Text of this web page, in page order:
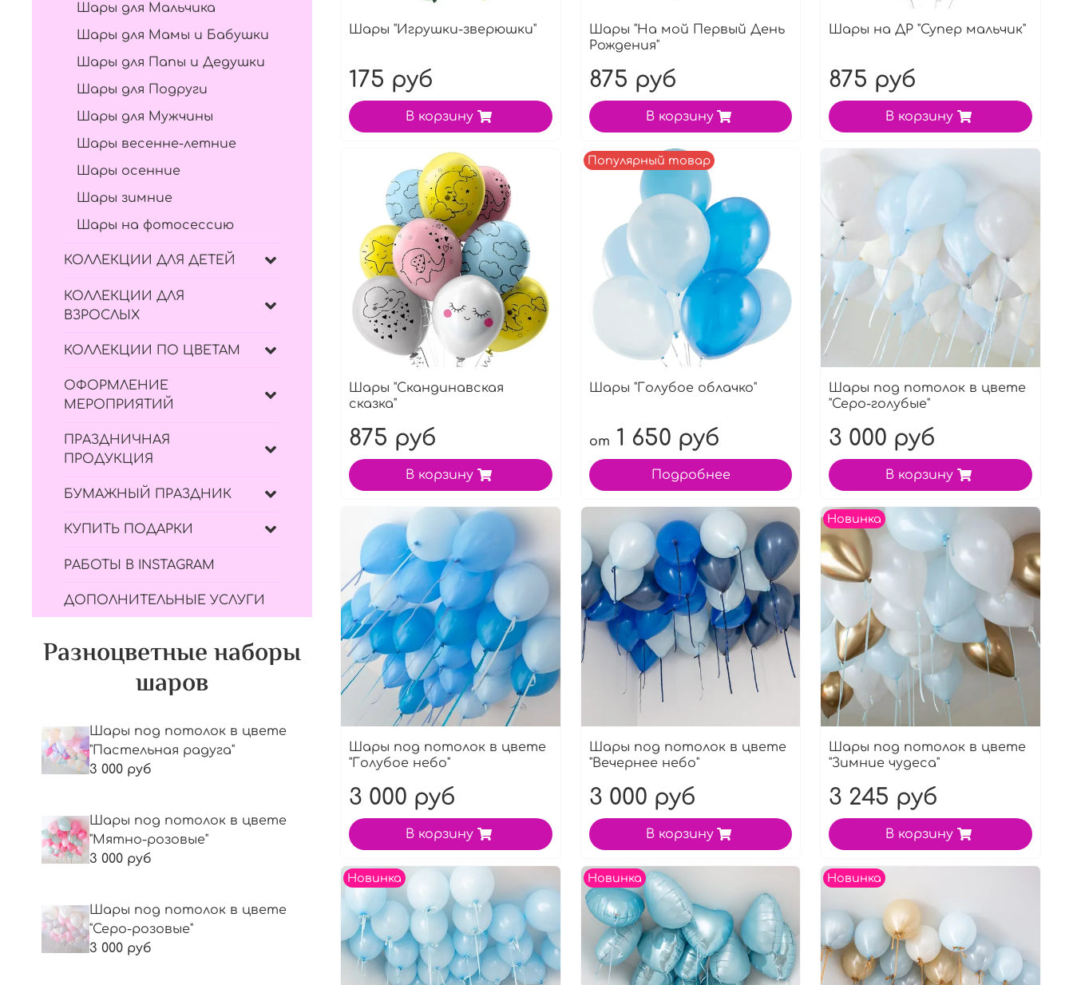
Шары "Игрушки-зверюшки"
175 руб
В корзину
Шары "На мой Первый День
Рождения"
875 руб
В корзину
Шары на ДР "Супер мальчик"
875 руб
В корзину
Шары "Скандинавская
сказка"
875 руб
В корзину
Популярный товар
Шары "Голубое облачко"
от 1 650 руб
Подробнее
Шары под потолок в цвете
"Серо-голубые"
3 000 руб
В корзину
Шары под потолок в цвете
"Голубое небо"
3 000 руб
В корзину
Шары под потолок в цвете
"Вечернее небо"
3 000 руб
В корзину
Новинка
Шары под потолок в цвете
"Зимние чудеса"
3 245 руб
В корзину
Новинка Новинка Новинка
Шары для Мальчика
Шары для Мамы и Бабушки
Шары для Папы и Дедушки
Шары для Подруги
Шары для Мужчины
Шары весенне-летние
Шары осенние
Шары зимние
Шары на фотосессию
КОЛЛЕКЦИИ ДЛЯ ДЕТЕЙ
КОЛЛЕКЦИИ ДЛЯ
ВЗРОСЛЫХ
КОЛЛЕКЦИИ ПО ЦВЕТАМ
ОФОРМЛЕНИЕ
МЕРОПРИЯТИЙ
ПРАЗДНИЧНАЯ
ПРОДУКЦИЯ
БУМАЖНЫЙ ПРАЗДНИК
КУПИТЬ ПОДАРКИ
РАБОТЫ В INSTAGRAM
ДОПОЛНИТЕЛЬНЫЕ УСЛУГИ
Разноцветные наборы
шаров
Шары под потолок в цвете
"Пастельная радуга"
3 000 руб
Шары под потолок в цвете
"Мятно-розовые"
3 000 руб
Шары под потолок в цвете
"Серо-розовые"
3 000 руб